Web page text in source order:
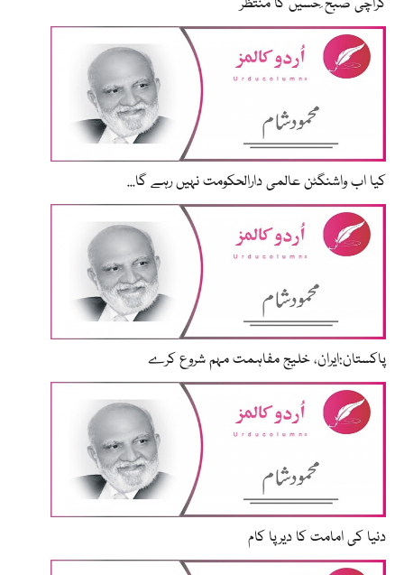
کیا اب واشنگٹن عالمی دارالحکومت نہیں رہے گا...
پاکستان:ایران، خلیج مفاہمت مہم شروع کرے
دنیا کی امامت کا دیرپا کام